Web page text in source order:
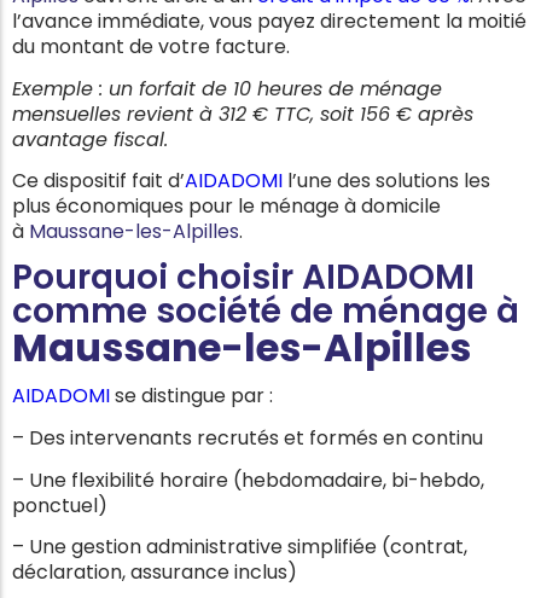
l’avance immédiate, vous payez directement la moitié
du montant de votre facture.
Exemple : un forfait de 10 heures de ménage
mensuelles revient à 312 € TTC, soit 156 € après
avantage fiscal.
Ce dispositif fait d’AIDADOMI l’une des solutions les
plus économiques pour le ménage à domicile
à Maussane-les-Alpilles.
Pourquoi choisir AIDADOMI
comme société de ménage à
Maussane-les-Alpilles
AIDADOMIse distingue par :
– Des intervenants recrutés et formés en continu
– Une flexibilité horaire (hebdomadaire, bi-hebdo,
ponctuel)
– Une gestion administrative simplifiée (contrat,
déclaration, assurance inclus)